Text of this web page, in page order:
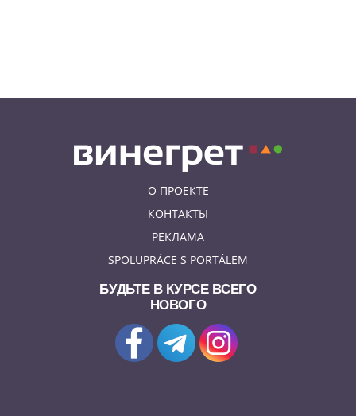
О ПРОЕКТЕ
КОНТАКТЫ
РЕКЛАМА
SPOLUPRÁCE S PORTÁLEM
БУДЬТЕ В КУРСЕ ВСЕГО
НОВОГО